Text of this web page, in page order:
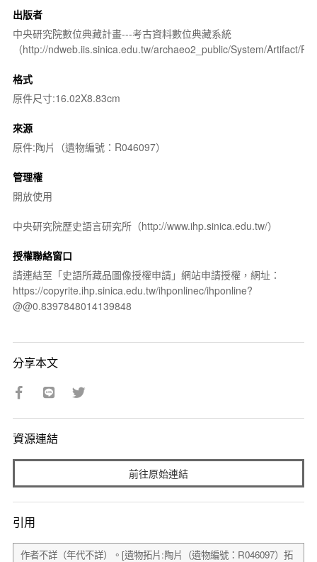
出版者
中央研究院數位典藏計畫---考古資料數位典藏系統
（http://ndweb.iis.sinica.edu.tw/archaeo2_public/System/Artifact/
格式
原件尺寸:16.02X8.83cm
來源
原件:陶片（遺物編號：R046097）
管理權
開放使用
中央研究院歷史語言研究所（http://www.ihp.sinica.edu.tw/）
授權聯絡窗口
請連結至「史語所藏品圖像授權申請」網站申請授權，網址：
https://copyrite.ihp.sinica.edu.tw/ihponlinec/ihponline?
@@0.8397848014139848
分享本文
資源連結
前往原始連結
引用